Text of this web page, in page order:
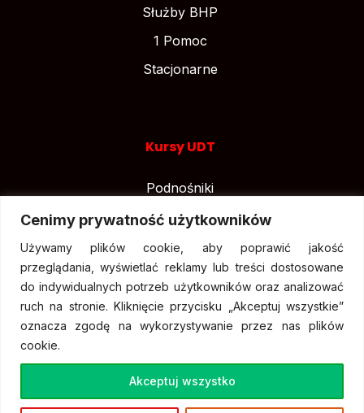
Cenimy prywatność użytkowników
Używamy plików cookie, aby poprawić jakość
przeglądania, wyświetlać reklamy lub treści dostosowane
do indywidualnych potrzeb użytkowników oraz analizować
ruch na stronie. Kliknięcie przycisku „Akceptuj wszystkie”
oznacza zgodę na wykorzystywanie przez nas plików
cookie.
Akceptuj wszystko
Służby BHP
1 Pomoc
Stacjonarne
Kursy UDT
Podnośniki
Suwnice
Wózki widłowe